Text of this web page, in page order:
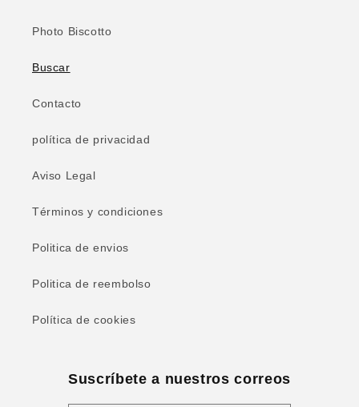
Photo Biscotto
Buscar
Contacto
política de privacidad
Aviso Legal
Términos y condiciones
Politica de envios
Politica de reembolso
Política de cookies
Suscríbete a nuestros correos